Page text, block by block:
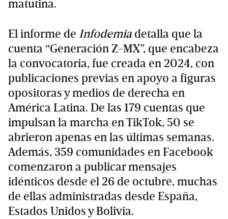
matutina.
El informe de Infodemia detalla que la
cuenta “Generación Z-MX”, que encabeza
la convocatoria, fue creada en 2024, con
publicaciones previas en apoyo a figuras
opositoras y medios de derecha en
América Latina. De las 179 cuentas que
impulsan la marcha en TikTok, 50 se
abrieron apenas en las últimas semanas.
Además, 359 comunidades en Facebook
comenzaron a publicar mensajes
idénticos desde el 26 de octubre, muchas
de ellas administradas desde España,
Estados Unidos y Bolivia.